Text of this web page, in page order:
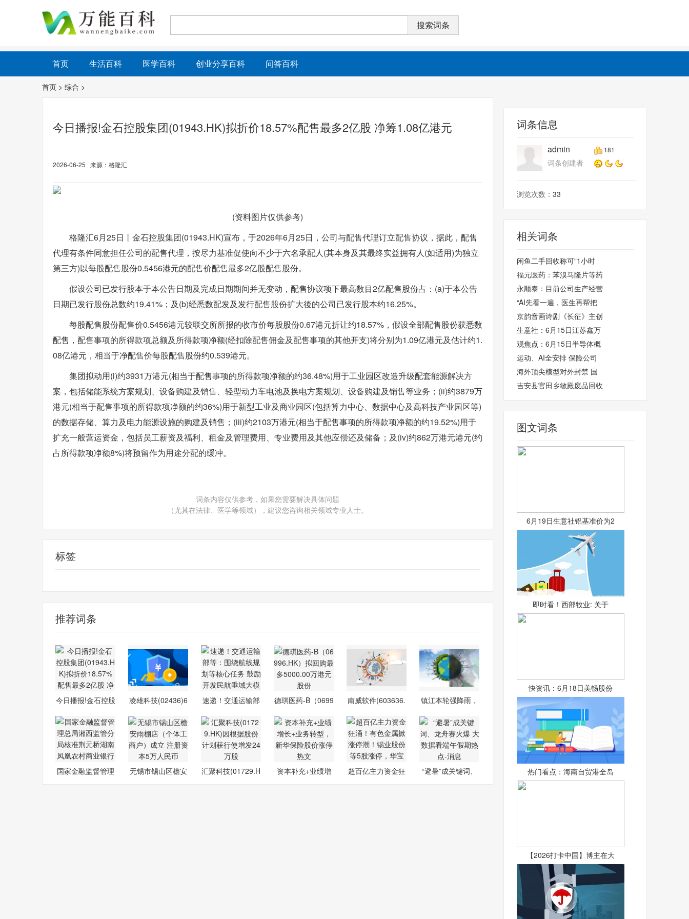
首页 生活百科 医学百科 创业分享百科 问答百科
首页 > 综合 >
今日播报!金石控股集团(01943.HK)拟折价18.57%配售最多2亿股 净筹1.08亿港元
2026-06-25 来源：格隆汇
(资料图片仅供参考)
格隆汇6月25日丨金石控股集团(01943.HK)宣布，于2026年6月25日，公司与配售代理订立配售协议，据此，配售
代理有条件同意担任公司的配售代理，按尽力基准促使向不少于六名承配人(其本身及其最终实益拥有人(如适用)为独立
第三方)以每股配售股份0.5456港元的配售价配售最多2亿股配售股份。
假设公司已发行股本于本公告日期及完成日期期间并无变动，配售协议项下最高数目2亿配售股份占：(a)于本公告
日期已发行股份总数约19.41%；及(b)经悉数配发及发行配售股份扩大後的公司已发行股本约16.25%。
每股配售股份配售价0.5456港元较联交所所报的收市价每股股份0.67港元折让约18.57%，假设全部配售股份获悉数
配售，配售事项的所得款项总额及所得款项净额(经扣除配售佣金及配售事项的其他开支)将分别为1.09亿港元及估计约1.
08亿港元，相当于净配售价每股配售股份约0.539港元。
集团拟动用(i)约3931万港元(相当于配售事项的所得款项净额的约36.48%)用于工业园区改造升级配套能源解决方
案，包括储能系统方案规划、设备购建及销售、轻型动力车电池及换电方案规划、设备购建及销售等业务；(ii)约3879万
港元(相当于配售事项的所得款项净额的约36%)用于新型工业及商业园区(包括算力中心、数据中心及高科技产业园区等)
的数据存储、算力及电力能源设施的购建及销售；(iii)约2103万港元(相当于配售事项的所得款项净额的约19.52%)用于
扩充一般营运资金，包括员工薪资及福利、租金及管理费用、专业费用及其他应偿还及储备；及(iv)约862万港元港元(约
占所得款项净额8%)将预留作为用途分配的缓冲。
词条内容仅供参考，如果您需要解决具体问题
（尤其在法律、医学等领域），建议您咨询相关领域专业人士。
标签
推荐词条
今日播报!金石控股
凌雄科技(02436)6
速递！交通运输部
德琪医药-B（0699
南威软件(603636.
镇江本轮强降雨，
国家金融监督管理
无锡市锡山区檐安
汇聚科技(01729.H
资本补充+业绩增
超百亿主力资金狂
“避暑”成关键词、
词条信息
admin 181
词条创建者
浏览次数： 33
相关词条
闲鱼二手回收称可“1小时
福元医药：苯溴马隆片等药
永顺泰：目前公司生产经营
“AI先看一遍，医生再帮把
京韵音画诗剧《长征》主创
生意社：6月15日江苏鑫万
观焦点：6月15日半导体概
运动、AI全安排 保险公司
海外顶尖模型对外封禁 国
吉安县官田乡敏殿废品回收
图文词条
6月19日生意社铝基准价为2
即时看！西部牧业: 关于
快资讯：6月18日美畅股份
热门看点：海南自贸港全岛
【2026打卡中国】博主在大